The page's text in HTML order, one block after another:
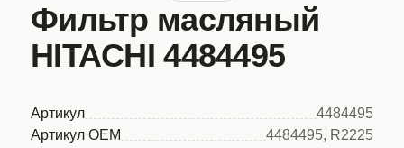
Фильтр масляный
HITACHI 4484495
Артикул
4484495
Артикул OEM
4484495, R2225